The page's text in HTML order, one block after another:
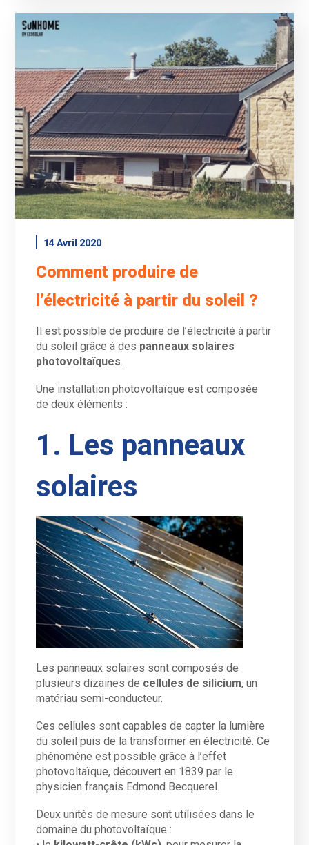
14 Avril 2020
Comment produire de
l’électricité à partir du soleil ?
Il est possible de produire de l’électricité à partir
du soleil grâce à des panneaux solaires
photovoltaïques
Une installation photovoltaïque est composée
de deux éléments :
1. Les panneaux
solaires
Les panneaux solaires sont composés de
plusieurs dizaines de cellules de silicium, un
matériau semi-conducteur.
Ces cellules sont capables de capter la lumière
du soleil puis de la transformer en électricité. Ce
phénomène est possible grâce à l’effet
photovoltaïque, découvert en 1839 par le
physicien français Edmond Becquerel.
Deux unités de mesure sont utilisées dans le
domaine du photovoltaïque :